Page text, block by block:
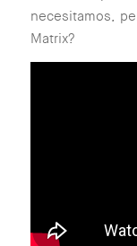
necesitamos,
Matrix?